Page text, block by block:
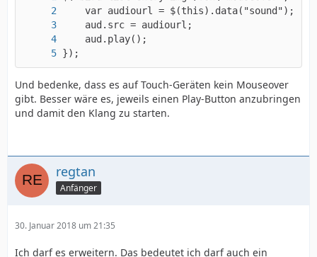
});
Und bedenke, dass es auf Touch-Geräten kein Mouseover
gibt. Besser wäre es, jeweils einen Play-Button anzubringen
und damit den Klang zu starten.
regtan
Anfänger
30. Januar 2018 um 21:35
Ich darf es erweitern. Das bedeutet ich darf auch ein